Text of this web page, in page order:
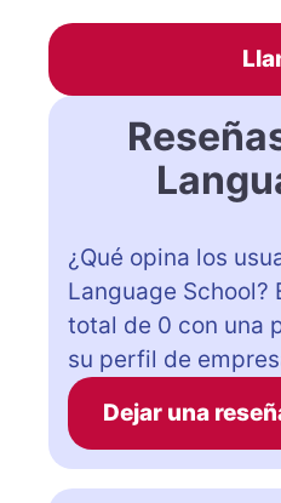
¿Qué opina los
Language School?
total de 0 con una
su perfil de
Dejar una